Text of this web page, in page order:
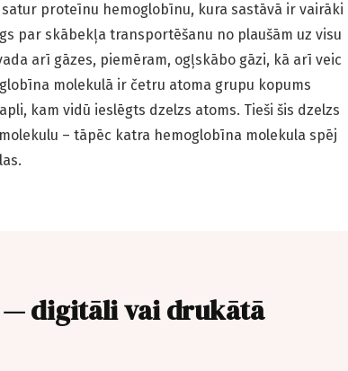
proteīnu hemoglobīnu, kura sastāvā ir vairāki
par skābekļa transportēšanu no plaušām uz visu
arī gāzes, piemēram, ogļskābo gāzi, kā arī veic
molekulā ir četru atoma grupu kopums
kam vidū ieslēgts dzelzs atoms. Tieši šis dzelzs
– tāpēc katra hemoglobīna molekula spēj
— digitāli vai drukātā